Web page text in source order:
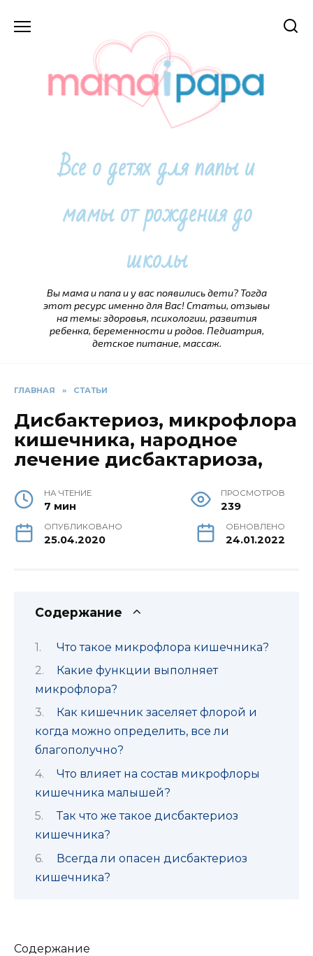
Все о детях для папы и
мамы от рождения до
школы
Вы мама и папа и у вас появились дети? Тогда
этот ресурс именно для Вас! Статьи, отзывы
на темы: здоровья, психологии, развития
ребенка, беременности и родов. Педиатрия,
детское питание, массаж.
ГЛАВНАЯ » СТАТЬИ
Дисбактериоз, микрофлора
кишечника, народное
лечение дисбактариоза,
НА ЧТЕНИЕ
7 мин
ПРОСМОТРОВ
239
ОПУБЛИКОВАНО
25.04.2020
ОБНОВЛЕНО
24.01.2022
Содержание
Что такое микрофлора кишечника?
Какие функции выполняет
микрофлора?
Как кишечник заселяет флорой и
когда можно определить, все ли
благополучно?
Что влияет на состав микрофлоры
кишечника малышей?
Так что же такое дисбактериоз
кишечника?
Всегда ли опасен дисбактериоз
кишечника?
Содержание